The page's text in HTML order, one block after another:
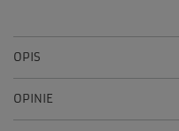
OPIS
OPINIE